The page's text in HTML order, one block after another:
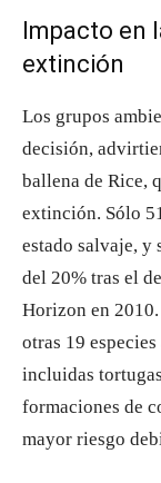
Impacto en
extinción
Los grupos
decisión,
ballena de Rice,
extinción. Sólo
estado salvaje, y
del 20% tras el
Horizon en
otras 19
incluidas
formaciones de
mayor riesgo